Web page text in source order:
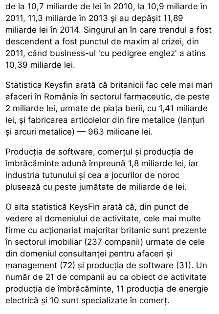
de la 10,7 miliarde de lei în 2010, la 10,9 miliarde în
2011, 11,3 miliarde în 2013 și au depășit 11,89
miliarde lei în 2014. Singurul an în care trendul a fost
descendent a fost punctul de maxim al crizei, din
2011, când business-ul 'cu pedigree englez' a atins
10,39 miliarde lei.
Statistica Keysfin arată că britanicii fac cele mai mari
afaceri în România în sectorul farmaceutic, de peste
2 miliarde lei, urmate de piața berii, cu 1,41 miliarde
lei, și fabricarea articolelor din fire metalice (lanțuri
și arcuri metalice) — 963 milioane lei.
Producția de software, comerțul și producția de
îmbrăcăminte adună împreună 1,8 miliarde lei, iar
industria tutunului și cea a jocurilor de noroc
plusează cu peste jumătate de miliarde de lei.
O alta statistică KeysFin arată că, din punct de
vedere al domeniului de activitate, cele mai multe
firme cu acționariat majoritar britanic sunt prezente
în sectorul imobiliar (237 companii) urmate de cele
din domeniul consultanței pentru afaceri și
management (72) și producția de software (31). Un
număr de 21 de companii au ca obiect de activitate
producția de îmbrăcăminte, 11 producția de energie
electrică și 10 sunt specializate în comerț.